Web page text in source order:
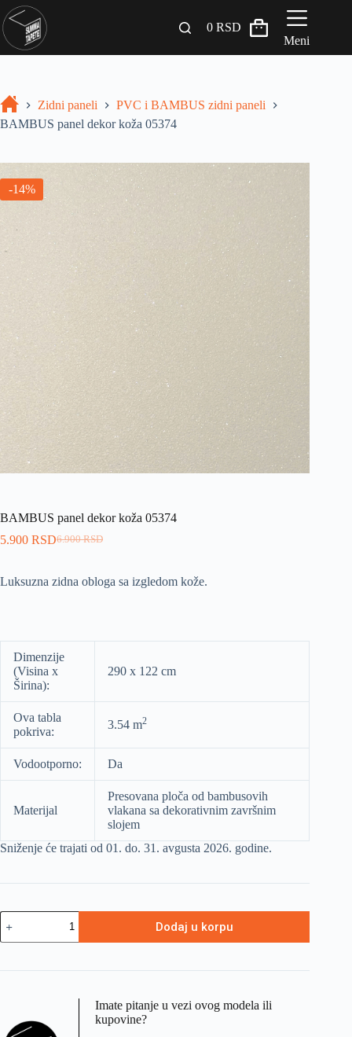
Drveni Pregradni Zidovi i Police
Građevinski materijali
INSPIRACIJA I IDEJE
BLOG
+381 65 558 4000
0RSD
Meni
Zidni paneli
PVC i BAMBUS zidni paneli
BAMBUS panel dekor koža 05374
-14%
BAMBUS panel dekor koža 05374
6.900RSD
5.900 RSD
Luksuzna zidna obloga sa izgledom kože.
Dimenzije
(Visina x
Širina):
290 x 122 cm
Ova tabla
pokriva:
3.54 m2
Vodootporno: Da
Materijal
Presovana ploča od bambusovih
vlakana sa dekorativnim završnim
slojem
Sniženje će trajati od 01. do. 31. avgusta 2026. godine.
Dodaj u korpu
Imate pitanje u vezi ovog modela ili
kupovine?